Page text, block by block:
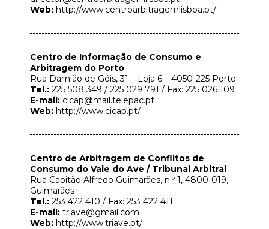
Web: http://www.centroarbitragemlisboa.pt/
Centro de Informação de Consumo e
Arbitragem do Porto
Rua Damião de Góis, 31 – Loja 6 – 4050-225 Porto
Tel.: 225 508 349 / 225 029 791 / Fax: 225 026 109
E-mail: cicap@mail.telepac.pt
Web: http://www.cicap.pt/
Centro de Arbitragem de Conflitos de
Consumo do Vale do Ave / Tribunal Arbitral
Rua Capitão Alfredo Guimarães, n.º 1, 4800-019,
Guimarães
Tel.: 253 422 410 / Fax: 253 422 411
E-mail: triave@gmail.com
Web: http://www.triave.pt/